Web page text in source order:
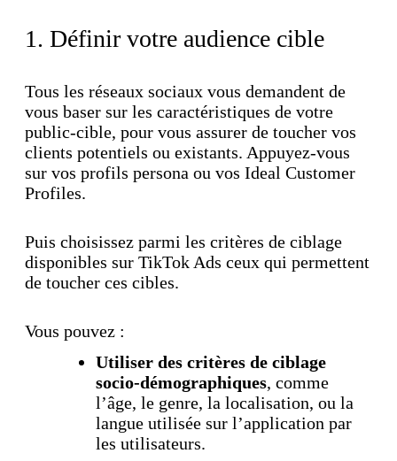
1. Définir votre audience cible
Tous les réseaux sociaux vous demandent de
vous baser sur les caractéristiques de votre
public-cible, pour vous assurer de toucher vos
clients potentiels ou existants. Appuyez-vous
sur vos profils persona ou vos Ideal Customer
Profiles.
Puis choisissez parmi les critères de ciblage
disponibles sur TikTok Ads ceux qui permettent
de toucher ces cibles.
Vous pouvez :
Utiliser des critères de ciblage
socio-démographiques, comme
l’âge, le genre, la localisation, ou la
langue utilisée sur l’application par
les utilisateurs.